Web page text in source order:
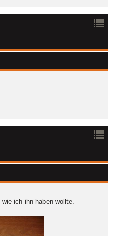
ich ihn haben wollte.